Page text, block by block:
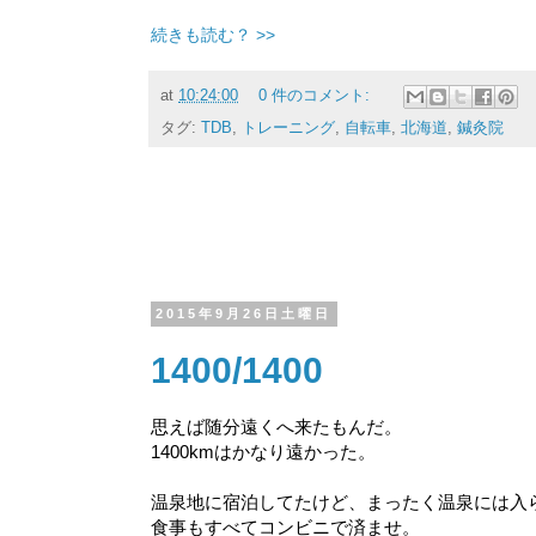
続きも読む？ >>
at 10:24:00
0 件のコメント:
タグ: TDB トレーニング 自転車 北海道 鍼灸院
2015年9月26日土曜日
1400/1400
思えば随分遠くへ来たもんだ。
1400kmはかなり遠かった。
温泉地に宿泊してたけど、まったく温泉には入
食事もすべてコンビニで済ませ。